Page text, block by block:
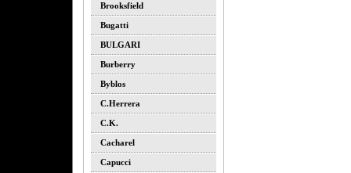
Brooksfield
Bugatti
BULGARI
Burberry
Byblos
C.herrera
C.k.
Cacharel
Capucci